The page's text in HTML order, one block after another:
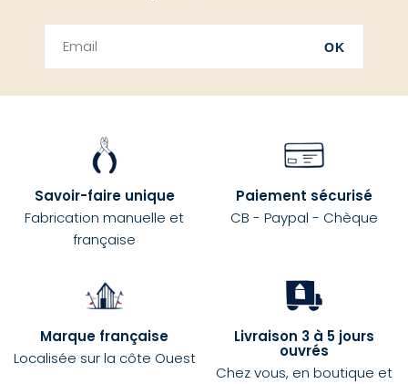
OK
Savoir-faire unique
Fabrication manuelle et
française
Paiement sécurisé
CB - Paypal - Chèque
Marque française
Localisée sur la côte Ouest
Livraison 3 à 5 jours
ouvrés
Chez vous, en boutique et